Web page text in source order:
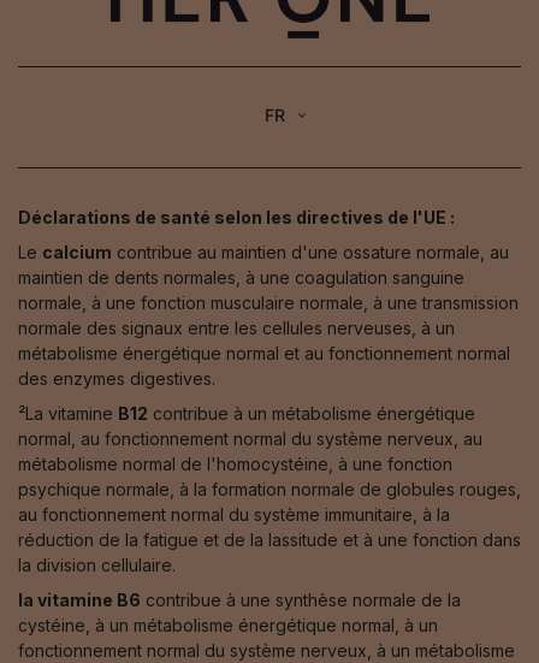
FR
Déclarations de santé selon les directives de l'UE :
Le calcium contribue au maintien d'une ossature normale, au
maintien de dents normales, à une coagulation sanguine
normale, à une fonction musculaire normale, à une transmission
normale des signaux entre les cellules nerveuses, à un
métabolisme énergétique normal et au fonctionnement normal
des enzymes digestives.
²La vitamine B12 contribue à un métabolisme énergétique
normal, au fonctionnement normal du système nerveux, au
métabolisme normal de l'homocystéine, à une fonction
psychique normale, à la formation normale de globules rouges,
au fonctionnement normal du système immunitaire, à la
réduction de la fatigue et de la lassitude et à une fonction dans
la division cellulaire.
la vitamine B6 contribue à une synthèse normale de la
cystéine, à un métabolisme énergétique normal, à un
fonctionnement normal du système nerveux, à un métabolisme